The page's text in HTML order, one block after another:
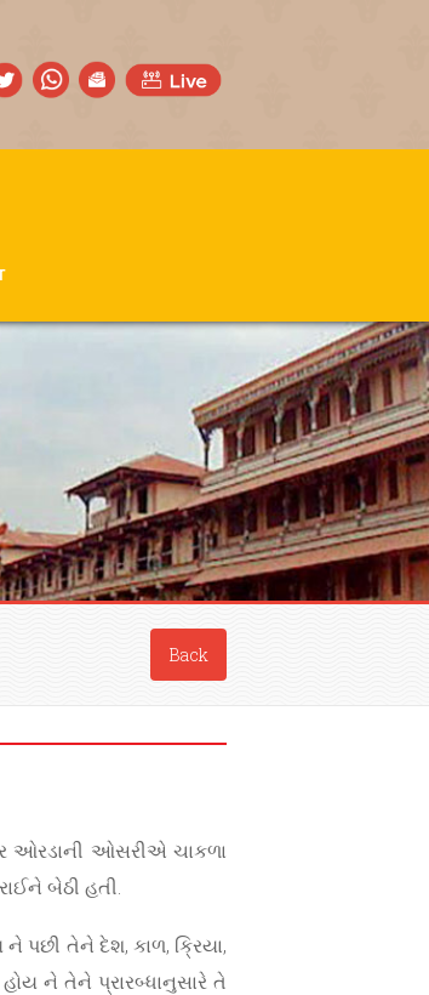
Back
ઓરડાની ઓસરીએ ચાકળા
બેઠી હતી.
પછી તેને દેશ, કાળ, ક્રિયા,
ને તેને પ્રારબ્ધાનુસારે તે